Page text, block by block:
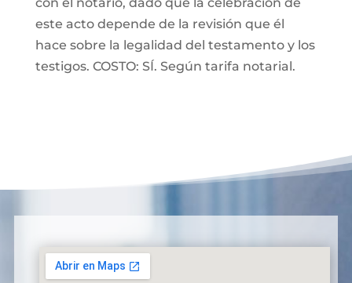
este acto depende de la revisión que él
hace sobre la legalidad del testamento y los
testigos. COSTO: SÍ. Según tarifa notarial.